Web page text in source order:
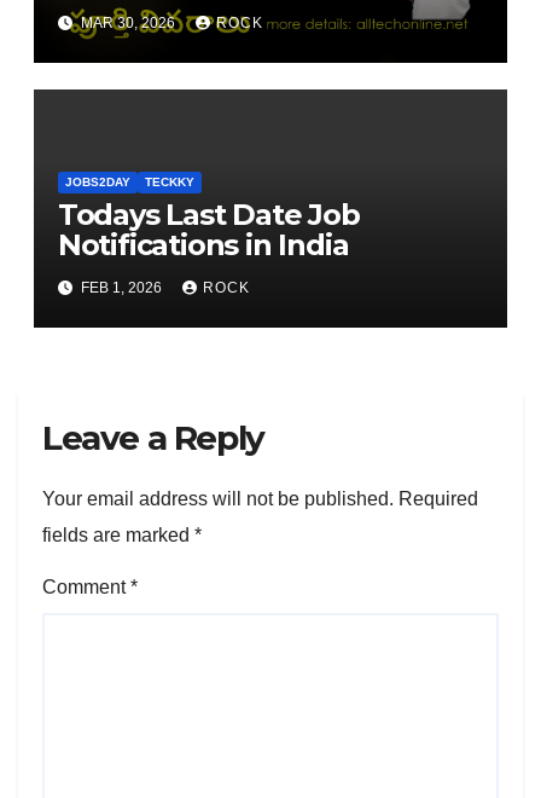
MAR 30, 2026 ROCK
JOBS2DAY TECKKY
Todays Last Date Job
Notifications in India
FEB 1, 2026 ROCK
Leave a Reply
Your email address will not be published. Required
fields are marked *
Comment*